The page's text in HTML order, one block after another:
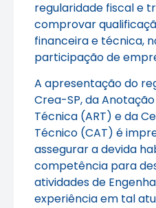
regularidade fiscal e
comprovar
financeira e técnica,
participação de
A apresentação do
Crea-SP, da
Técnica (ART) e da
Técnico (CAT) é
assegurar a devida
competência para
atividades de
experiência em tal